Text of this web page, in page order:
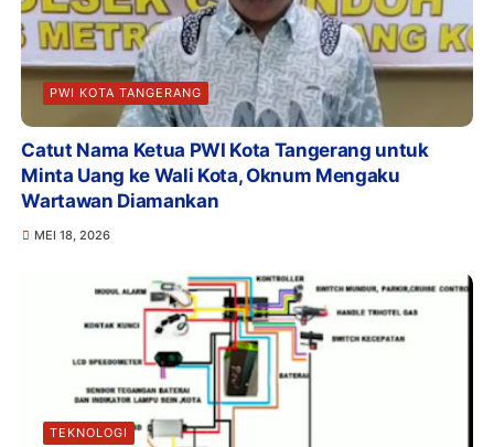
PWI KOTA TANGERANG
Catut Nama Ketua PWI Kota Tangerang untuk
Minta Uang ke Wali Kota, Oknum Mengaku
Wartawan Diamankan
MEI 18, 2026
TEKNOLOGI